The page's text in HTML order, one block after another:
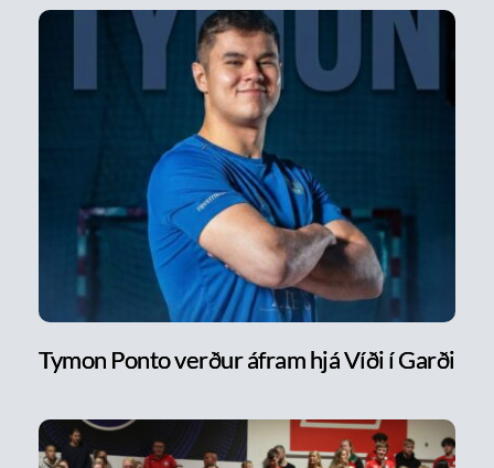
Tymon Ponto verður áfram hjá Víði í Garði